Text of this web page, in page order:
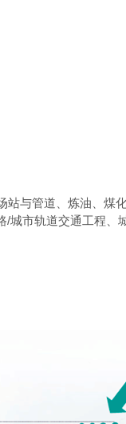
；
训；
预估；
建议；
案。
站与管道、炼油、煤
/城市轨道交通工程、